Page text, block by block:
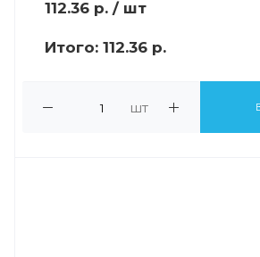
112.36 р. / шт
Итого: 112.36 р.
шт